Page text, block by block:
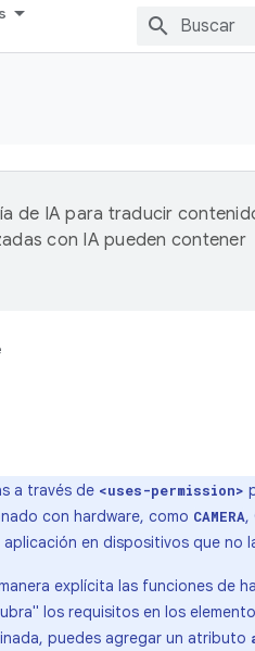
de IA para traducir
con IA pueden contener
a través de <uses-permission>
con hardware, como CAMERA,
en dispositivos que no
explícita las funciones de
los requisitos en los
puedes agregar un atributo